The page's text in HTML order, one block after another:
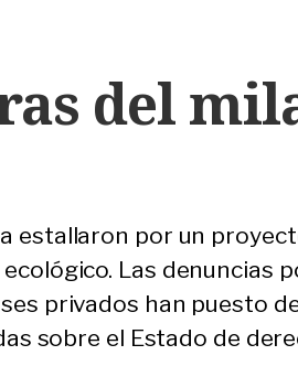
del
estallaron por un
Las denuncias
privados han puesto
sobre el Estado de